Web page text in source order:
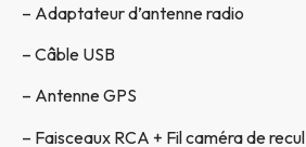
– Adaptateur d’antenne radio
– Câble USB
– Antenne GPS
– Faisceaux RCA + Fil caméra de recul